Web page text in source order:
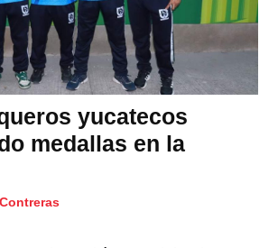
yucatecos
medallas en la